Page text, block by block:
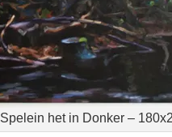
het in Donker –